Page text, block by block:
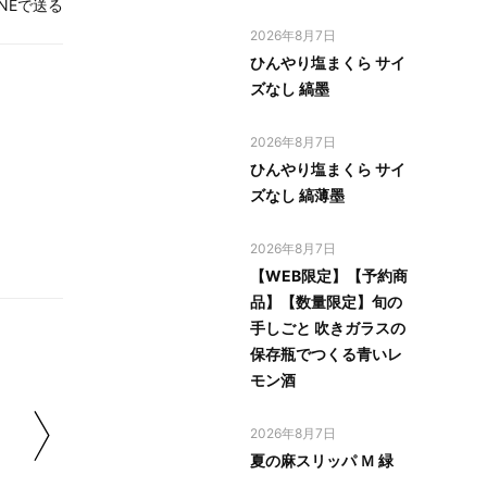
で送る
2026年8月7日
ひんやり塩まくら サイ
ズなし 縞墨
2026年8月7日
ひんやり塩まくら サイ
ズなし 縞薄墨
2026年8月7日
【WEB限定】【予約商
品】【数量限定】旬の
手しごと 吹きガラスの
保存瓶でつくる青いレ
モン酒
2026年8月7日
夏の麻スリッパ Ｍ 緑